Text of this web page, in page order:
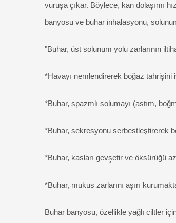
vuruşa çıkar. Böylece, kan dolaşımı
banyosu ve buhar inhalasyonu,
"Buhar, üst solunum yolu zarlarının
*Havayı nemlendirerek boğaz tahrişini
*Buhar, spazmlı solumayı (astım,
*Buhar, sekresyonu serbestleştirerek
*Buhar, kasları gevşetir ve öksürüğü
*Buhar, mukus zarlarını aşırı
Buhar banyosu, özellikle yağlı ciltler